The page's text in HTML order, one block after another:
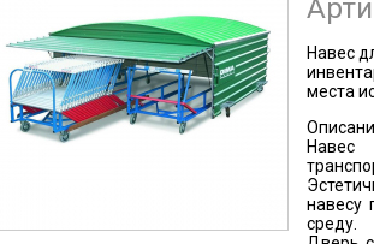
Навес
места
Навес
навесу
среду.